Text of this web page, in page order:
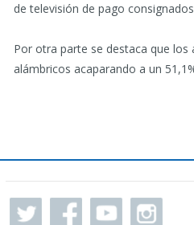
de televisión de pago
Por otra parte se destaca que los
alámbricos acaparando a un